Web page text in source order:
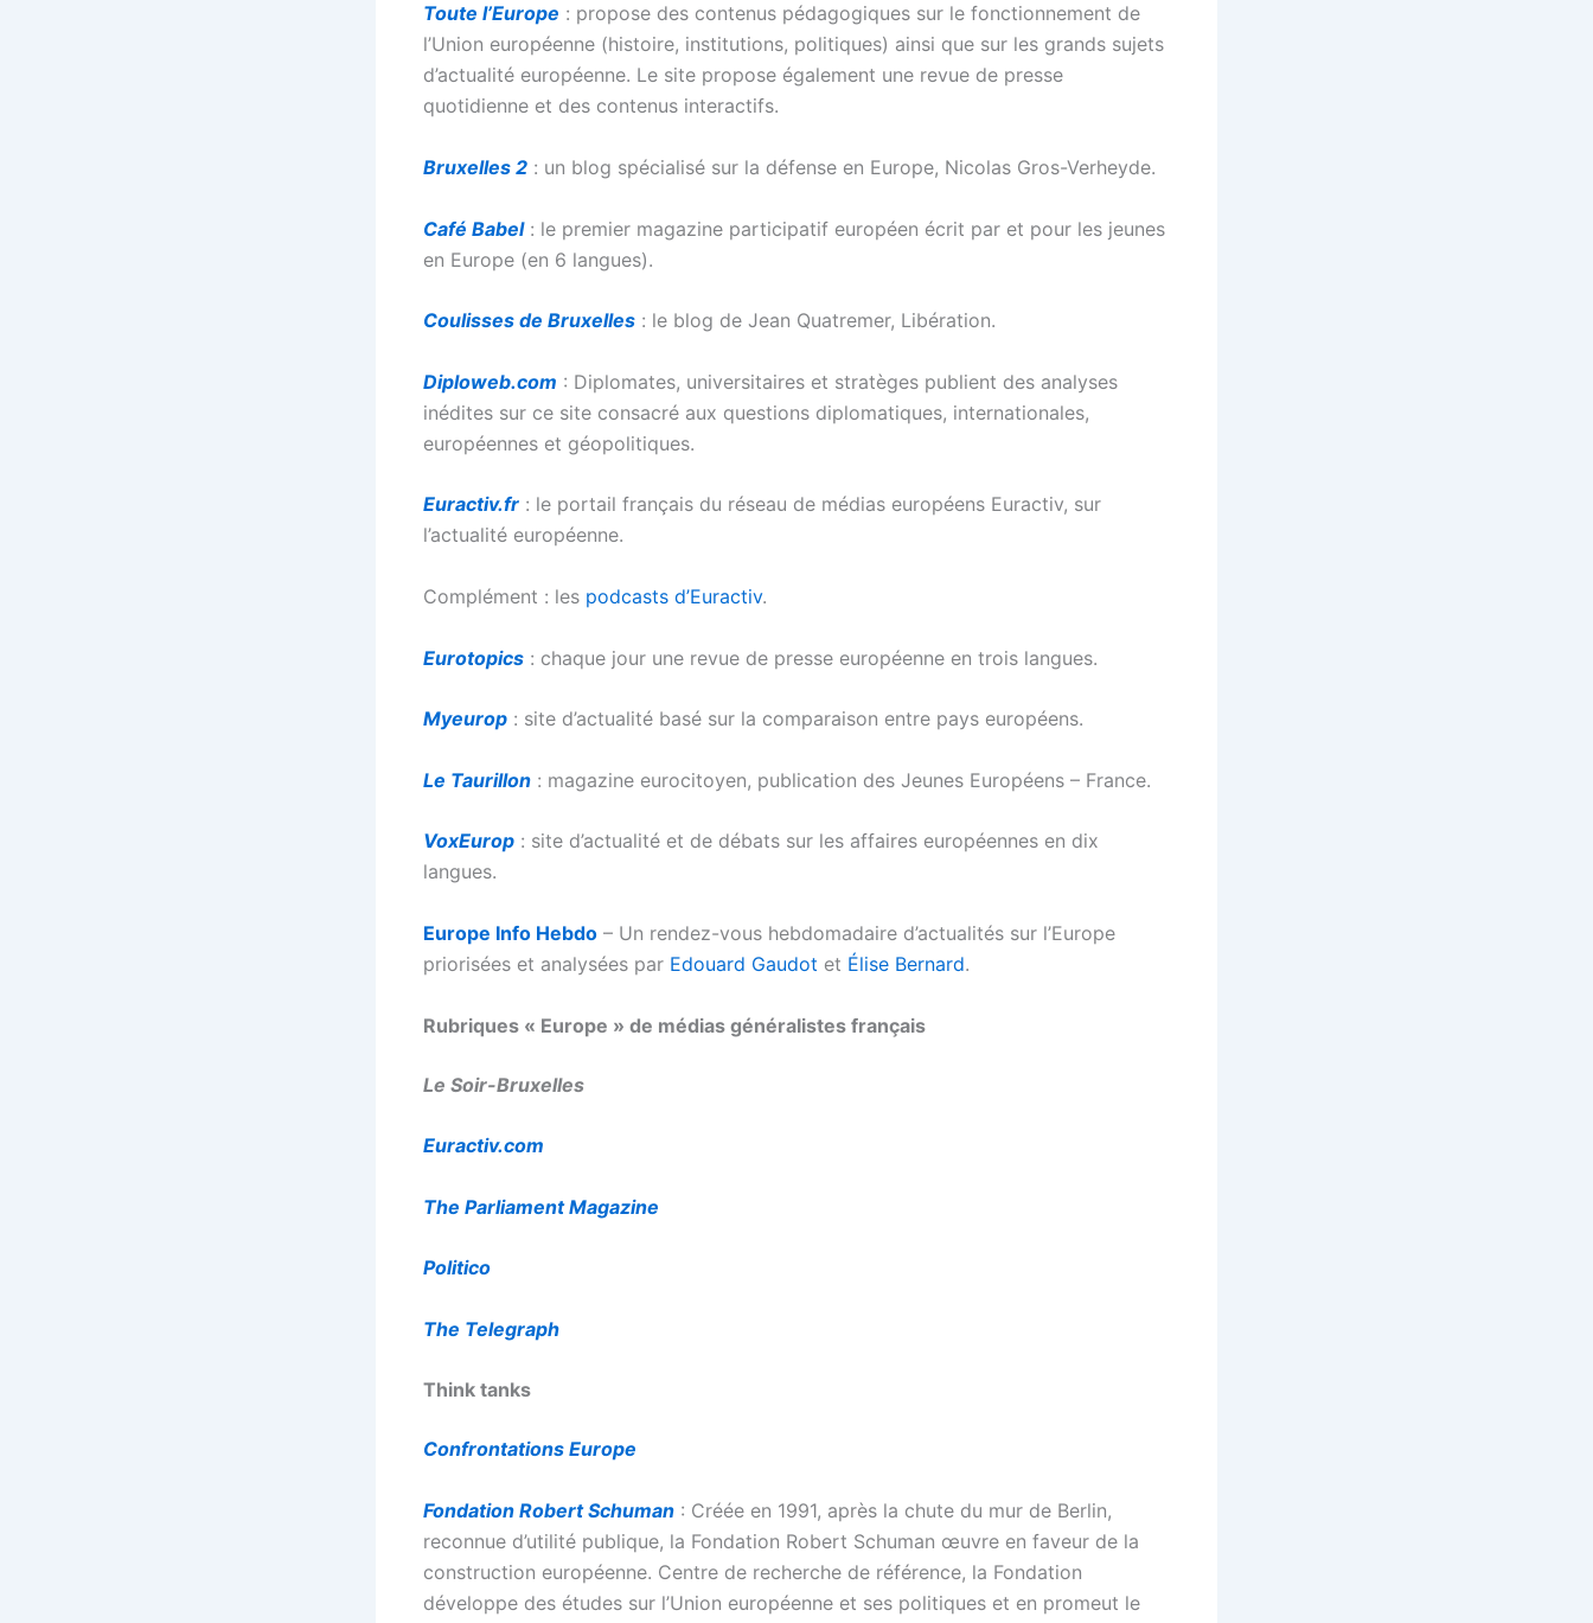
Toute l’Europe : propose des contenus pédagogiques sur le fonctionnement de
l’Union européenne (histoire, institutions, politiques) ainsi que sur les grands sujets
d’actualité européenne. Le site propose également une revue de presse
quotidienne et des contenus interactifs.
Bruxelles 2 : un blog spécialisé sur la défense en Europe, Nicolas Gros-Verheyde.
Café Babel: le premier magazine participatif européen écrit par et pour les jeunes
en Europe (en 6 langues).
Coulisses de Bruxelles : le blog de Jean Quatremer, Libération.
Diploweb.com : Diplomates, universitaires et stratèges publient des analyses
inédites sur ce site consacré aux questions diplomatiques, internationales,
européennes et géopolitiques.
Euractiv.fr : le portail français du réseau de médias européens Euractiv, sur
l’actualité européenne.
Complément : les podcasts d’Euractiv.
Eurotopics : chaque jour une revue de presse européenne en trois langues.
Myeurop : site d’actualité basé sur la comparaison entre pays européens.
Le Taurillon : magazine eurocitoyen, publication des Jeunes Européens – France.
VoxEurop : site d’actualité et de débats sur les affaires européennes en dix
langues.
Europe Info Hebdo – Un rendez-vous hebdomadaire d’actualités sur l’Europe
priorisées et analysées par Edouard Gaudot et Élise Bernard.
Rubriques « Europe » de médias généralistes français
Le Soir-Bruxelles
Euractiv.com
The Parliament Magazine
Politico
The Telegraph
Think tanks
Confrontations Europe
Fondation Robert Schuman : Créée en 1991, après la chute du mur de Berlin,
reconnue d’utilité publique, la Fondation Robert Schuman œuvre en faveur de la
construction européenne. Centre de recherche de référence, la Fondation
développe des études sur l’Union européenne et ses politiques et en promeut le